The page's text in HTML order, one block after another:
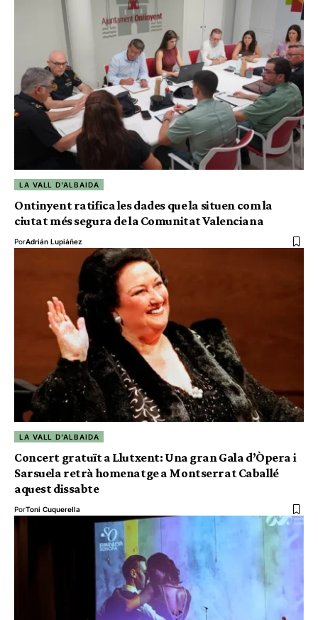
LA VALL D'ALBAIDA
Ontinyent ratifica les dades que la situen com la
ciutat més segura de la Comunitat Valenciana
PorAdrián Lupiáñez
LA VALL D'ALBAIDA
Concert gratuït a Llutxent: Una gran Gala d’Òpera i
Sarsuela retrà homenatge a Montserrat Caballé
aquest dissabte
PorToni Cuquerella